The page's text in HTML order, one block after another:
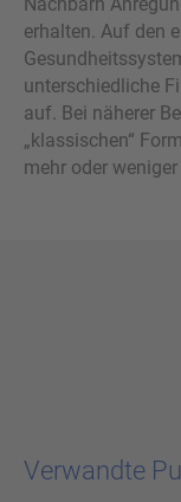
erhalten. Auf den
unterschiedliche
auf. Bei näherer
„klassischen“
mehr oder
Verwandte